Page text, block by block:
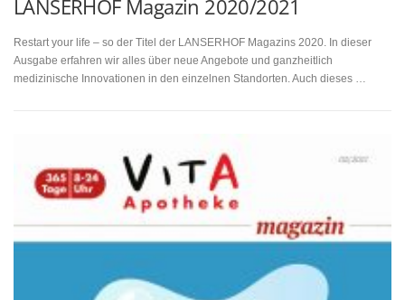
LANSERHOF Magazin 2020/2021
Restart your life – so der Titel der LANSERHOF Magazins 2020. In dieser
Ausgabe erfahren wir alles über neue Angebote und ganzheitlich
medizinische Innovationen in den einzelnen Standorten. Auch dieses …